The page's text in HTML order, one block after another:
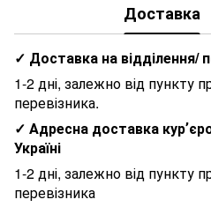
Доставка
✓ Доставка на
1-2 дні, залежно від пункту
перевізника.
✓ Адресна доставка
Україні
1-2 дні, залежно від пункту
перевізника